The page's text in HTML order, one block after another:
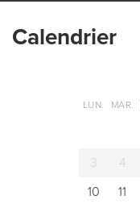
Сalendrier
LUN. MAR.
3
4
10
11